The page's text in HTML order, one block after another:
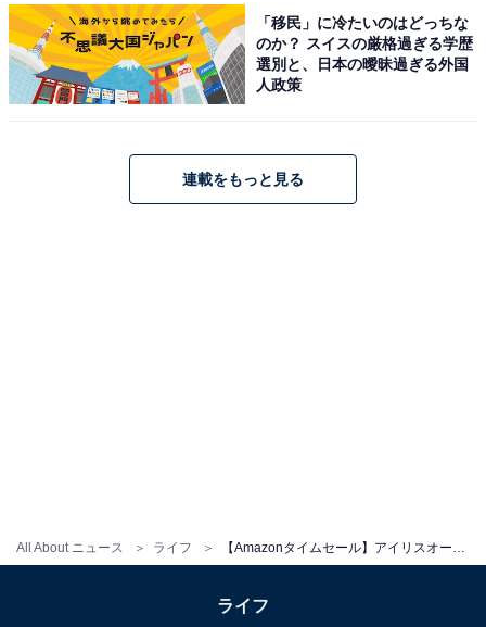
All About ニュース ライフ
アイリスオーヤマ(IRIS OHYAMA) 靴乾燥機SD-C2-W
「移民」に冷たいのはどっちな
のか？ スイスの厳格過ぎる学歴
選別と、日本の曖昧過ぎる外国
人政策
連載をもっと見る
ライフ